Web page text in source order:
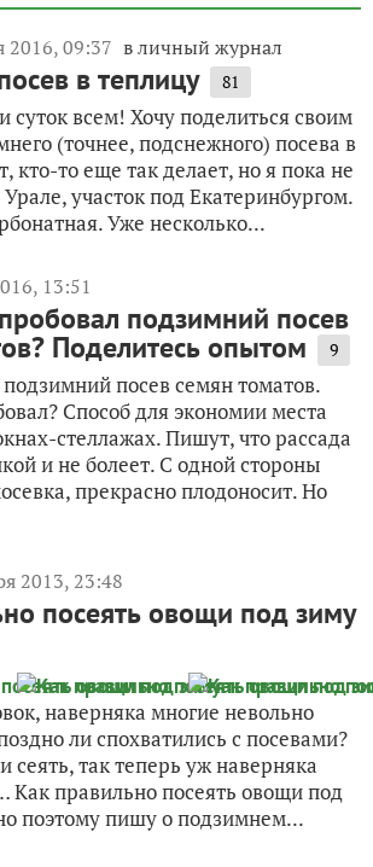
2016, 09:37 в личный журнал
в теплицу 81
суток всем! Хочу поделиться своим
(точнее, подснежного) посева в
кто-то еще так делает, но я пока не
участок под Екатеринбургом.
Уже несколько...
13:51
подзимний посев
Поделитесь опытом 9
подзимний посев семян томатов.
Способ для экономии места
стеллажах. Пишут, что рассада
и не болеет. С одной стороны
прекрасно плодоносит. Но
2013, 23:48
посеять овощи под зиму
наверняка многие невольно
ли спохватились с посевами?
сеять, так теперь уж наверняка
правильно посеять овощи под
поэтому пишу о подзимнем...